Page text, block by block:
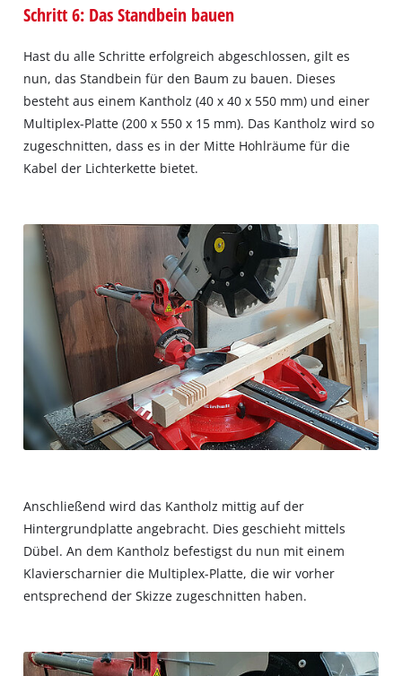
Schritt 6: Das Standbein bauen
Hast du alle Schritte erfolgreich abgeschlossen, gilt es
nun, das Standbein für den Baum zu bauen. Dieses
besteht aus einem Kantholz (40 x 40 x 550 mm) und einer
Multiplex-Platte (200 x 550 x 15 mm). Das Kantholz wird so
zugeschnitten, dass es in der Mitte Hohlräume für die
Kabel der Lichterkette bietet.
Anschließend wird das Kantholz mittig auf der
Hintergrundplatte angebracht. Dies geschieht mittels
Dübel. An dem Kantholz befestigst du nun mit einem
Klavierscharnier die Multiplex-Platte, die wir vorher
entsprechend der Skizze zugeschnitten haben.